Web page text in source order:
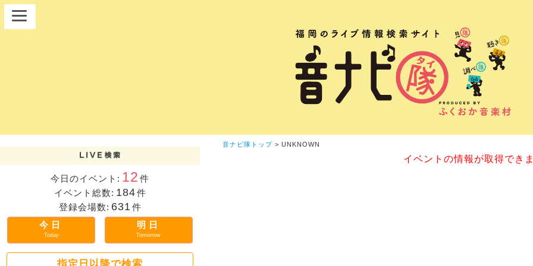
今日のイベント: 12 件
イベント総数: 184件
登録会場数: 631 件
今日
Today
明日
Tomorrow
指定日以降で検索
音ナビ隊トップ > UNKNOWN
イベントの情報が取得でき